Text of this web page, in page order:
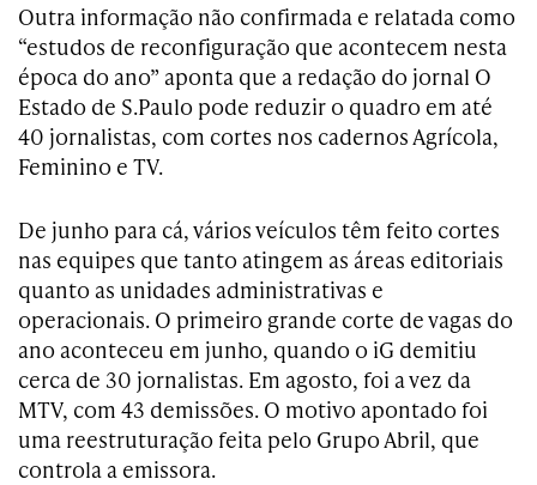
Outra informação não confirmada e relatada como
“estudos de reconfiguração que acontecem nesta
época do ano” aponta que a redação do jornal O
Estado de S.Paulo pode reduzir o quadro em até
40 jornalistas, com cortes nos cadernos Agrícola,
Feminino e TV.
De junho para cá, vários veículos têm feito cortes
nas equipes que tanto atingem as áreas editoriais
quanto as unidades administrativas e
operacionais. O primeiro grande corte de vagas do
ano aconteceu em junho, quando o iG demitiu
cerca de 30 jornalistas. Em agosto, foi a vez da
MTV, com 43 demissões. O motivo apontado foi
uma reestruturação feita pelo Grupo Abril, que
controla a emissora.